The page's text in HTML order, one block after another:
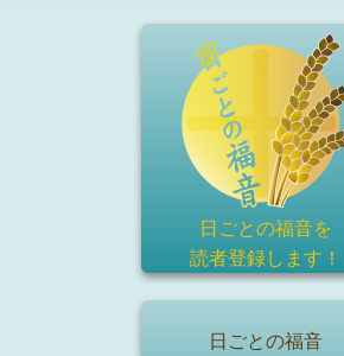
日ごとの福音を
読者登録します！
日ごとの福音